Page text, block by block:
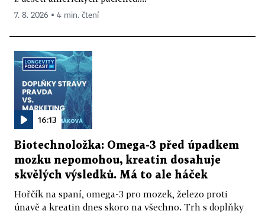
7. 8. 2026 ▪ 4 min. čtení
16:13
Biotechnoložka: Omega-3 před úpadkem
mozku nepomohou, kreatin dosahuje
skvělých výsledků. Má to ale háček
Hořčík na spaní, omega-3 pro mozek, železo proti
únavě a kreatin dnes skoro na všechno. Trh s doplňky